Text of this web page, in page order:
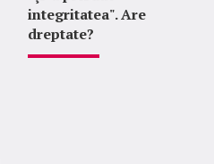
integritatea". Are
dreptate?